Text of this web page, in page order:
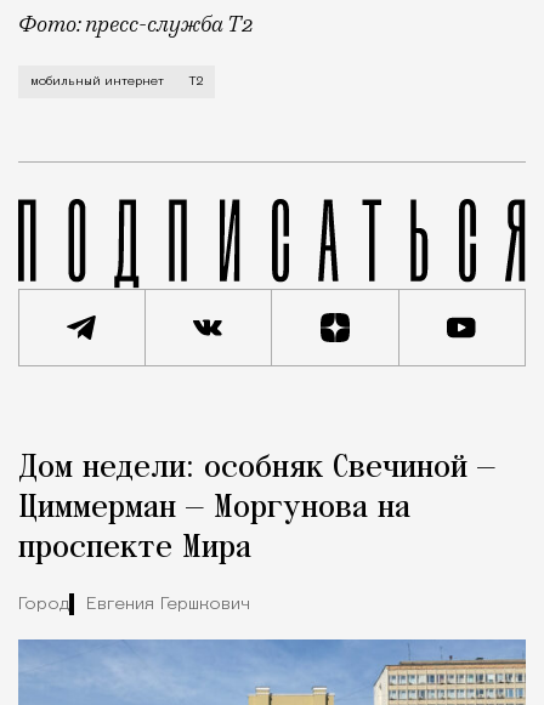
Фото: пресс-служба Т2
Мобильный оператор Т2 завершил работы по
мобильный интернет Т2
Город
Дом недели: особняк Свечиной —
Циммерман — Моргунова на
проспекте Мира
Город Евгения Гершкович